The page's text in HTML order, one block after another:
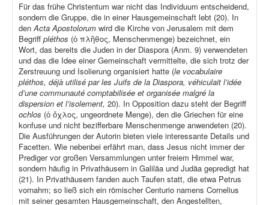
Für das frühe Christentum war nicht das Individuum entscheidend,
sondern die Gruppe, die in einer Hausgemeinschaft lebt (20). In
denActa Apostolorum wird die Kirche von Jerusalem mit dem
Begriff pléthos (ὁ πλῆθος, Menschenmenge) bezeichnet, ein
Wort, das bereits die Juden in der Diaspora (Anm. 9) verwendeten
und das die Idee einer Gemeinschaft vermittelte, die sich trotz der
Zerstreuung und Isolierung organisiert hatte (le vocabulaire
pléthos, déjà utilisé par les Juifs de la Diaspora, véhiculait l’idée
d’une communauté comptabilisée et organisée malgré la
dispersion et l’isolement, 20). In Opposition dazu steht der Begriff
ochlos (ὁ ὄχλος, ungeordnete Menge), den die Griechen für eine
konfuse und nicht bezifferbare Menschenmenge anwendeten (20).
Die Ausführungen der Autorin bieten viele interessante Details und
Facetten. Wie nebenbei erfährt man, dass Jesus nicht immer der
Prediger vor großen Versammlungen unter freiem Himmel war,
sondern häufig in Privathäusern in Galiläa und Judäa gepredigt hat
(21). In Privathäusern fanden auch Taufen statt, die etwa Petrus
vornahm; so ließ sich ein römischer Centurio namens Cornelius
mit seiner gesamten Hausgemeinschaft, den Angestellten,